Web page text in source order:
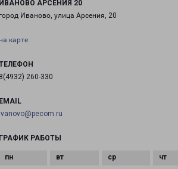
АРСЕНИЯ 20
Иваново, улица Арсения, 20
карте
260-330
РАБОТЫ